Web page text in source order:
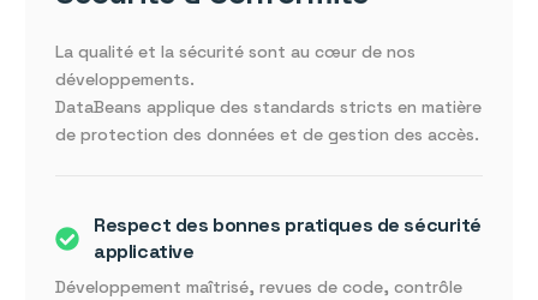
La qualité et la sécurité sont au cœur de nos
développements.
DataBeans applique des standards stricts en matière
de protection des données et de gestion des accès.
Respect des bonnes pratiques de sécurité
applicative
Développement maîtrisé, revues de code, contrôle